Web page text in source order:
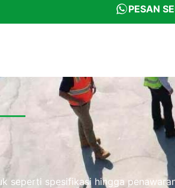
PESAN
seperti spesifikasi hingga